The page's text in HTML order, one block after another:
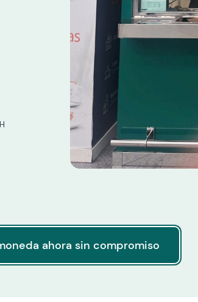
ahora sin compromiso
ahora sin compromiso